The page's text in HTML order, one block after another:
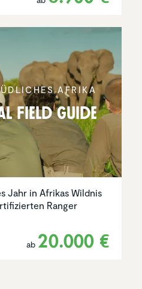
AFRIKA
Field Guide
Jahr in Afrikas Wildnis
Ranger
ab 20.000 €